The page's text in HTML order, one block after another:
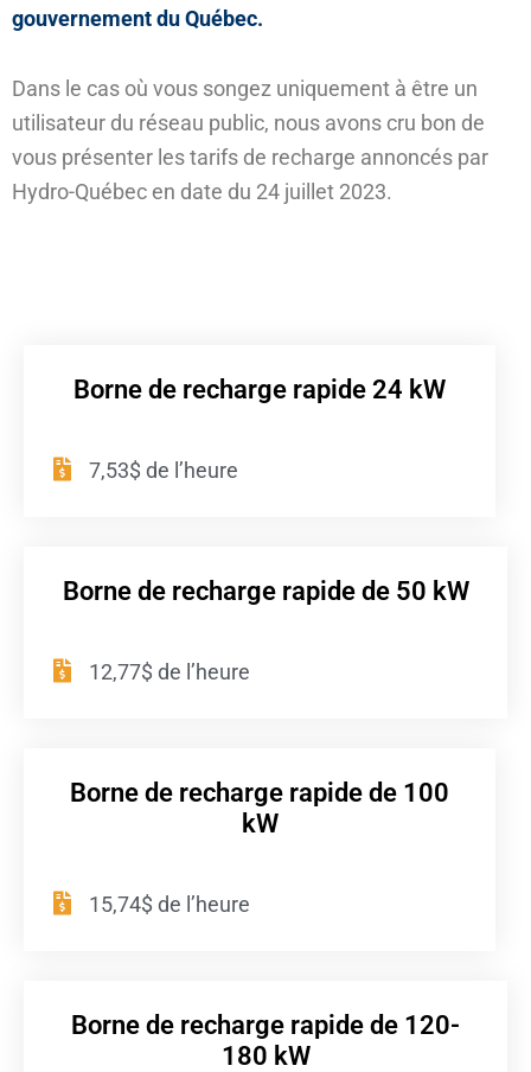
gouvernement du Québec.
Dans le cas où vous songez uniquement à être un
utilisateur du réseau public, nous avons cru bon de
vous présenter les tarifs de recharge annoncés par
Hydro-Québec en date du 24 juillet 2023.
Borne de recharge rapide 24 kW
7,53$ de l’heure
Borne de recharge rapide de 50 kW
12,77$ de l’heure
Borne de recharge rapide de 100
kW
15,74$ de l’heure
Borne de recharge rapide de 120-
180 kW